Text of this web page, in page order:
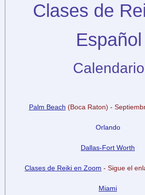
Clases de
Español
Calendario
Palm Beach (Boca Raton) -
Orlando
Dallas-Fort Worth
Clases de Reiki en Zoom - Sigue el
Miami